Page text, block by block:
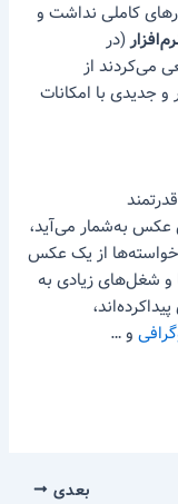
کاملی نداشت و
(در
می‌کردند از
و جدیدی با امکانات
عکس به‌شمار می‌آید،
خواسته‌ها از یک عکس
شغل‌های زیادی به
و …
بعدی